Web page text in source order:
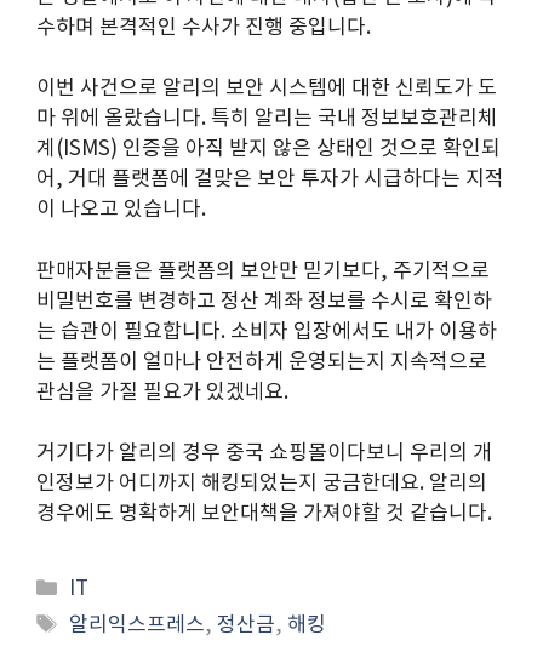
수하며 본격적인 수사가 진행 중입니다.
이번 사건으로 알리의 보안 시스템에 대한 신뢰도가 도
마 위에 올랐습니다. 특히 알리는 국내 정보보호관리체
계(ISMS) 인증을 아직 받지 않은 상태인 것으로 확인되
어, 거대 플랫폼에 걸맞은 보안 투자가 시급하다는 지적
이 나오고 있습니다.
판매자분들은 플랫폼의 보안만 믿기보다, 주기적으로
비밀번호를 변경하고 정산 계좌 정보를 수시로 확인하
는 습관이 필요합니다. 소비자 입장에서도 내가 이용하
는 플랫폼이 얼마나 안전하게 운영되는지 지속적으로
관심을 가질 필요가 있겠네요.
거기다가 알리의 경우 중국 쇼핑몰이다보니 우리의 개
인정보가 어디까지 해킹되었는지 궁금한데요. 알리의
경우에도 명확하게 보안대책을 가져야할 것 같습니다.
Categories
IT
Tags
알리익스프레스,정산금, 해킹